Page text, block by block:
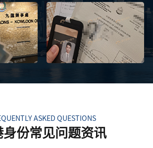
ASKED QUESTIONS
身份常见问题资讯